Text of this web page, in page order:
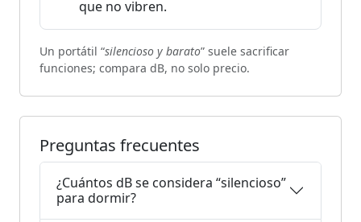
que no vibren.
Un portátil “silencioso y barato” suele sacrificar
funciones; compara dB, no solo precio.
Preguntas frecuentes
¿Cuántos dB se considera “silencioso”
para dormir?